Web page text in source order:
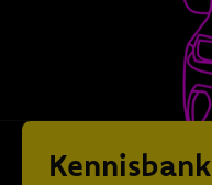
Kennisbank